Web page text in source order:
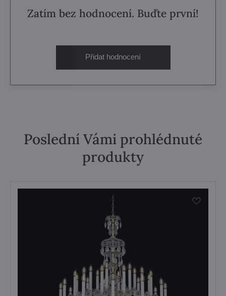
Zatím bez hodnocení. Buďte první!
Přidat hodnocení
Poslední Vámi prohlédnuté
produkty